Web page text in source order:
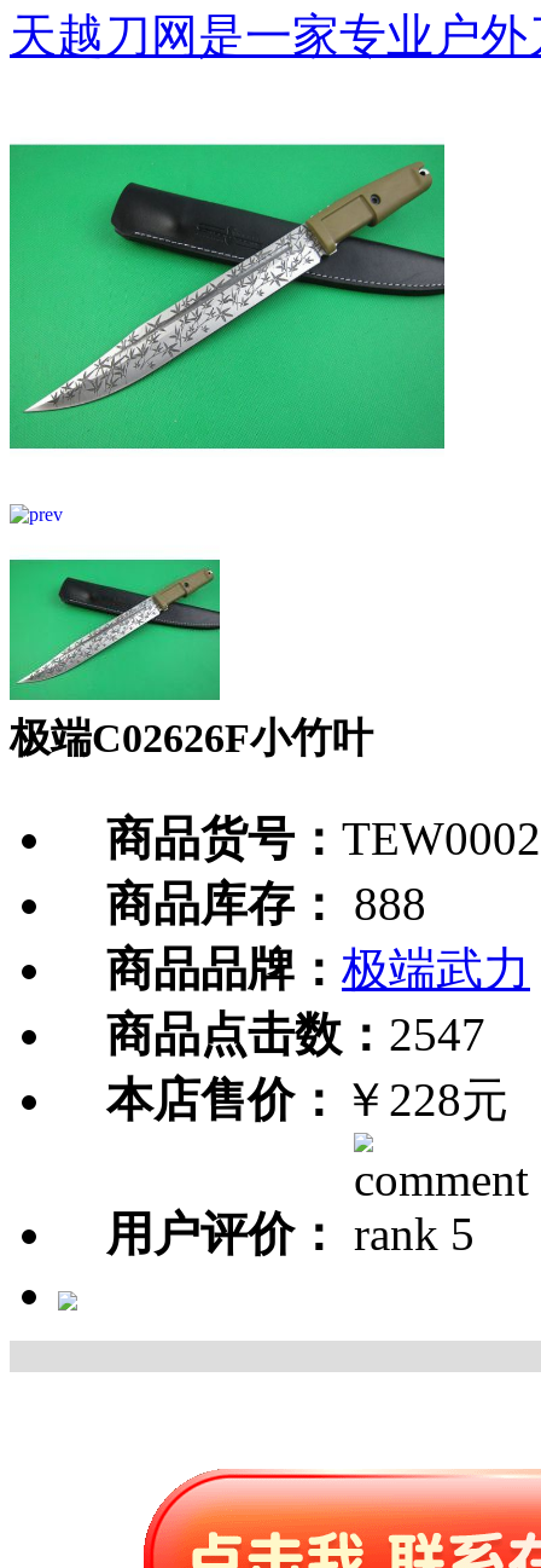
天越刀网是一家专业户
极端C02626F小竹叶
商品货号：
商品库存：
888
商品品牌： 极端武力
商品点击数： 2547
本店售价： ￥228元
用户评价：